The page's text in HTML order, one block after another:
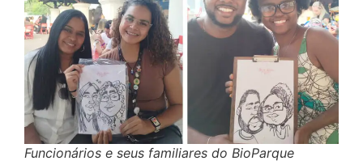
Funcionários e seus familiares do BioParque